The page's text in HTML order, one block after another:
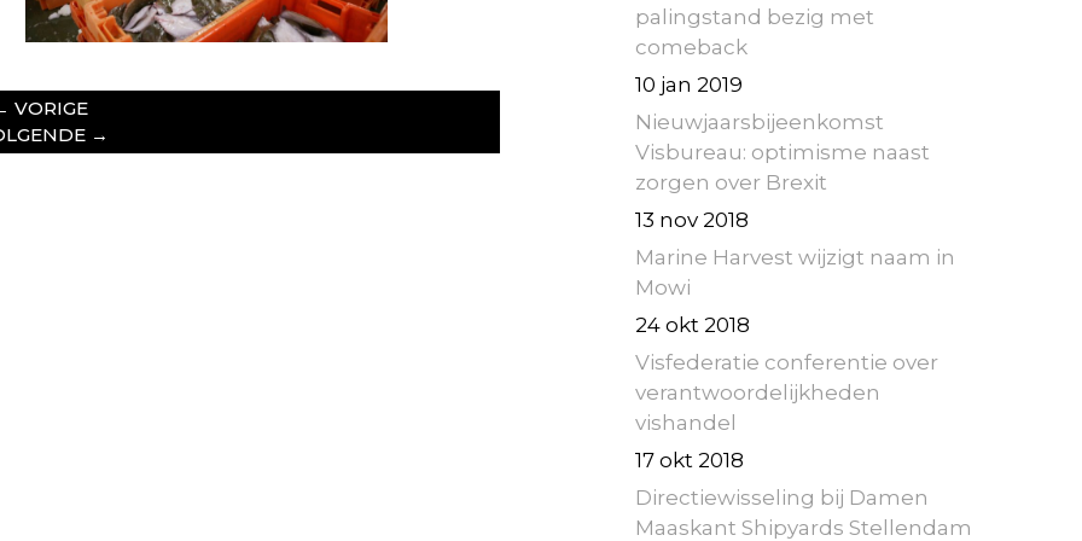
VORIGE
→
palingstand bezig met
comeback
10 jan 2019
Nieuwjaarsbijeenkomst
Visbureau: optimisme naast
zorgen over Brexit
13 nov 2018
Marine Harvest wijzigt naam in
Mowi
24 okt 2018
Visfederatie conferentie over
verantwoordelijkheden
vishandel
17 okt 2018
Directiewisseling bij Damen
Maaskant Shipyards Stellendam